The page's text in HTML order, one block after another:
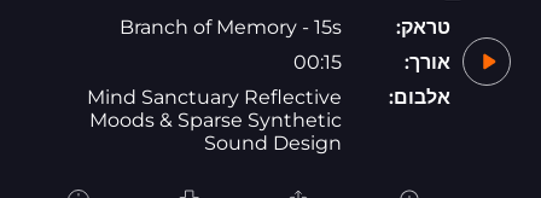
טראק:
Branch of Memory - 15s
אורך:
00:15
אלבום:
Mind Sanctuary Reflective
Moods & Sparse Synthetic
Sound Design